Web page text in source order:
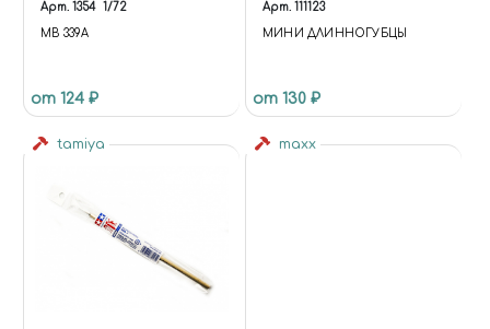
Арт. 1354 1/72
MB 339A
от 124 ₽
Арт. 111123
МИНИ ДЛИННОГУБЦЫ
от 130 ₽
tamiya maxx